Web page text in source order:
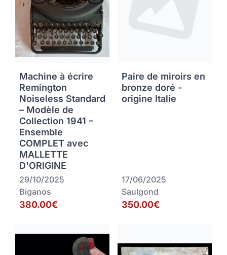
Machine à écrire
Remington
Noiseless Standard
– Modèle de
Collection 1941 –
Ensemble
COMPLET avec
MALLETTE
D'ORIGINE
29/10/2025
Biganos
380.00€
Paire de miroirs en
bronze doré -
origine Italie
17/06/2025
Saulgond
350.00€